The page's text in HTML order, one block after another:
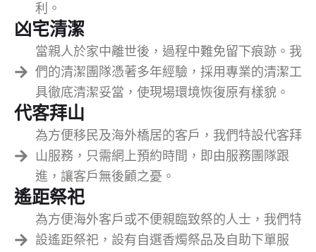
利。
凶宅清潔
當親人於家中離世後，過程中難免留下痕跡。我
們的清潔團隊憑著多年經驗，採用專業的清潔工
具徹底清潔妥當，使現場環境恢復原有樣貌。
代客拜山
為方便移民及海外橋居的客戶，我們特設代客拜
山服務，只需網上預約時間，即由服務團隊跟
進，讓客戶無後顧之憂。
遙距祭祀
為方便海外客戶或不便親臨致祭的人士，我們特
設遙距祭祀，設有自選香燭祭品及自助下單服